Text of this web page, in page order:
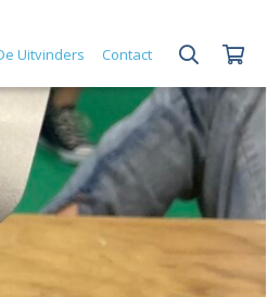
Uitvinders Contact